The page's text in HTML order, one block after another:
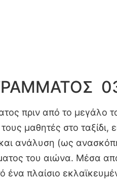
πριν από το μεγάλο
μαθητές στο
ανάλυση (ως
του αιώνα. Μέσα
ένα πλαίσιο